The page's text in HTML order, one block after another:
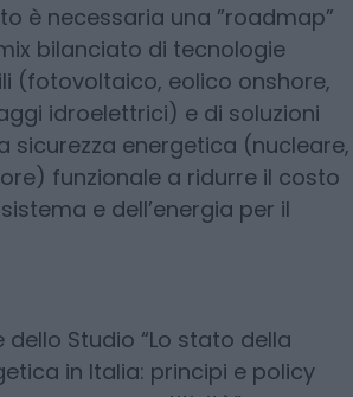
è necessaria una ”roadmap”
bilanciato di tecnologie
(fotovoltaico, eolico onshore,
idroelettrici) e di soluzioni
sicurezza energetica (nucleare,
funzionale a ridurre il costo
e dell’energia per il
dello Studio “Lo stato della
in Italia: principi e policy